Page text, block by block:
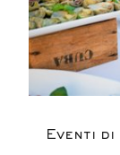
Eventi di